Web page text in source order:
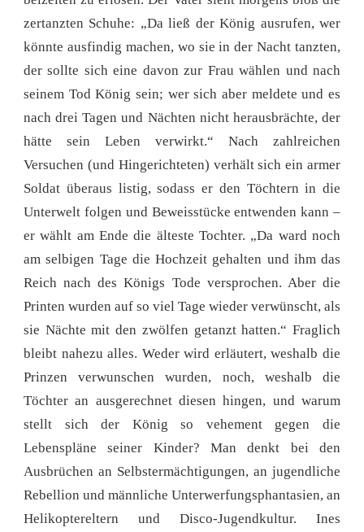
zertanzten Schuhe: „Da ließ der König ausrufen, wer
könnte ausfindig machen, wo sie in der Nacht tanzten,
der sollte sich eine davon zur Frau wählen und nach
seinem Tod König sein; wer sich aber meldete und es
nach drei Tagen und Nächten nicht herausbrächte, der
hätte sein Leben verwirkt.“ Nach zahlreichen
Versuchen (und Hingerichteten) verhält sich ein armer
Soldat überaus listig, sodass er den Töchtern in die
Unterwelt folgen und Beweisstücke entwenden kann –
er wählt am Ende die älteste Tochter. „Da ward noch
am selbigen Tage die Hochzeit gehalten und ihm das
Reich nach des Königs Tode versprochen. Aber die
Printen wurden auf so viel Tage wieder verwünscht, als
sie Nächte mit den zwölfen getanzt hatten.“ Fraglich
bleibt nahezu alles. Weder wird erläutert, weshalb die
Prinzen verwunschen wurden, noch, weshalb die
Töchter an ausgerechnet diesen hingen, und warum
stellt sich der König so vehement gegen die
Lebenspläne seiner Kinder? Man denkt bei den
Ausbrüchen an Selbstermächtigungen, an jugendliche
Rebellion und männliche Unterwerfungsphantasien, an
Helikoptereltern und Disco-Jugendkultur. Ines